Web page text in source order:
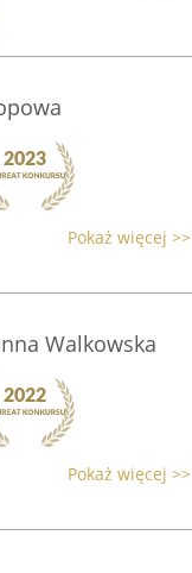
Pokaż więcej >>
Walkowska
Pokaż więcej >>